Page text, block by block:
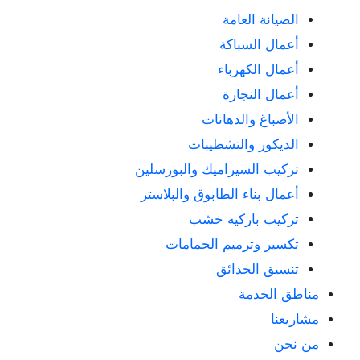
الصيانة العامة
أعمال السباكة
أعمال الكهرباء
أعمال النجارة
الأصباغ والدهانات
الديكور والتشطيبات
تركيب السيراميك والبورسلين
أعمال بناء الطابوق والبلاستر
تركيب باركيه خشب
تكسير وترميم الحمامات
تنسيق الحدائق
مناطق الخدمة
مشاريعنا
من نحن